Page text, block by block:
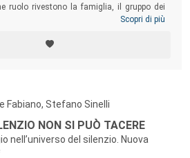
ruolo rivestono la famiglia, il gruppo dei
a rispondere a queste domande,
e psicoterapeuti dell’età evolutiva,
ed educatori, che potranno trovare in
Scopri di più
Fabiano, Stefano Sinelli
NON SI PUÒ TACERE
nell’universo del silenzio. Nuova